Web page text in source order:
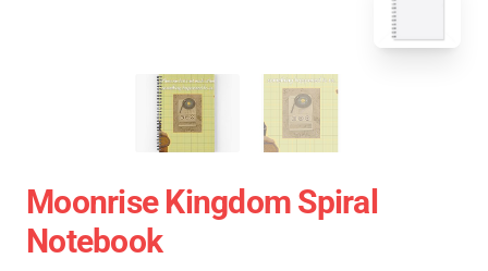
Moonrise Kingdom Spiral
Notebook